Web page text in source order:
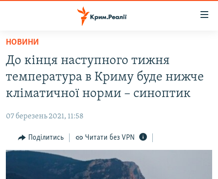
Перейти
основного
матеріалу
Перейти
до
основної
навігації
Перейти
до
ВОДА.КРИМ
ВІДЕО ТА ФОТО
БЛОГИ
ПОГЛЯД
ВСЕ ЗА ДЕНЬ
НОВИНИ
До кінця наступного тижня
температура в Криму буде нижче
кліматичної норми – синоптик
07 березень 2021, 11:58
Поділитись Читати без VPN